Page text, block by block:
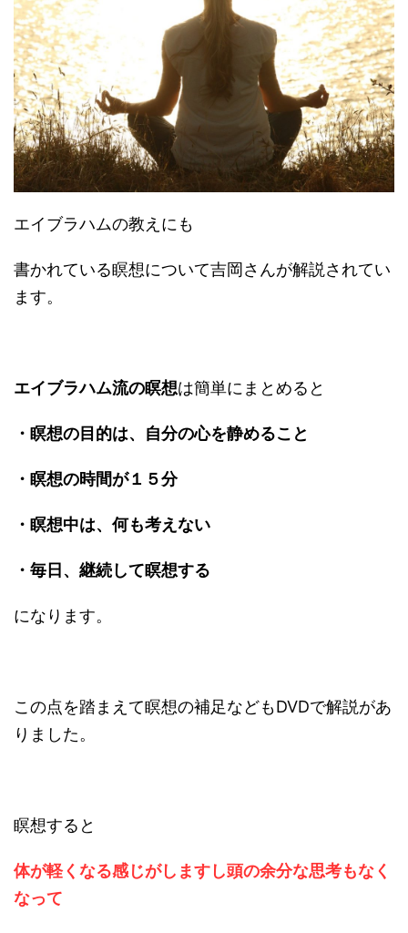
エイブラハムの教えにも
書かれている瞑想について吉岡さんが解説されてい
ます。
エイブラハム流の瞑想は簡単にまとめると
・瞑想の目的は、自分の心を静めること
・瞑想の時間が１５分
・瞑想中は、何も考えない
・毎日、継続して瞑想する
になります。
この点を踏まえて瞑想の補足などもDVDで解説があ
りました。
瞑想すると
体が軽くなる感じがしますし頭の余分な思考もなく
なって